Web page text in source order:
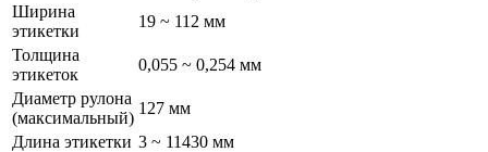
Ширина
этикетки
19 ~ 112 мм
Толщина
этикеток
0,055 ~ 0,254 мм
Диаметр рулона
(максимальный)
127 мм
Длина этикетки 3 ~ 11430 мм